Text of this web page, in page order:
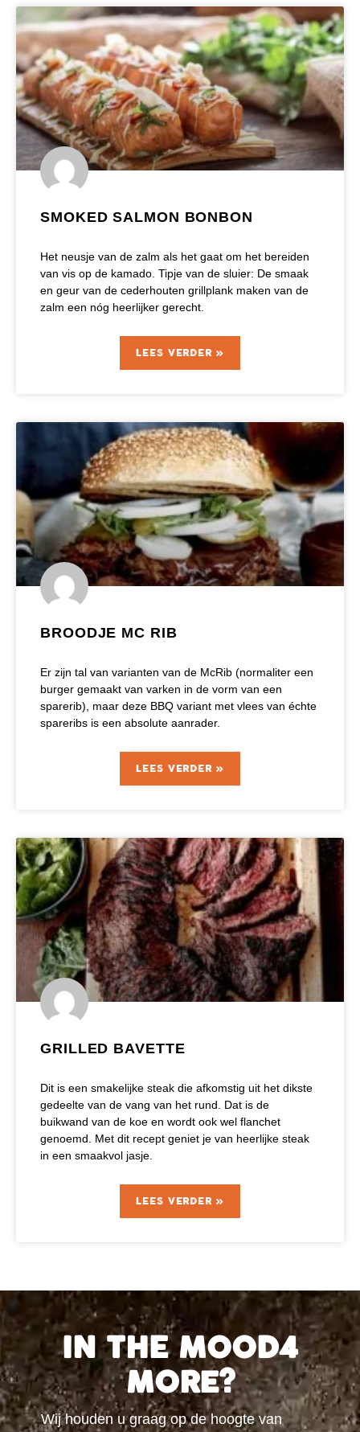
SMOKED SALMON BONBON
Het neusje van de zalm als het gaat om het bereiden
van vis op de kamado. Tipje van de sluier: De smaak
en geur van de cederhouten grillplank maken van de
zalm een nóg heerlijker gerecht.
LEES VERDER »
BROODJE MC RIB
Er zijn tal van varianten van de McRib (normaliter een
burger gemaakt van varken in de vorm van een
sparerib), maar deze BBQ variant met vlees van échte
spareribs is een absolute aanrader.
LEES VERDER »
GRILLED BAVETTE
Dit is een smakelijke steak die afkomstig uit het dikste
gedeelte van de vang van het rund. Dat is de
buikwand van de koe en wordt ook wel flanchet
genoemd. Met dit recept geniet je van heerlijke steak
in een smaakvol jasje.
LEES VERDER »
IN THE MOOD4
MORE?
Wij houden u graag op de hoogte van